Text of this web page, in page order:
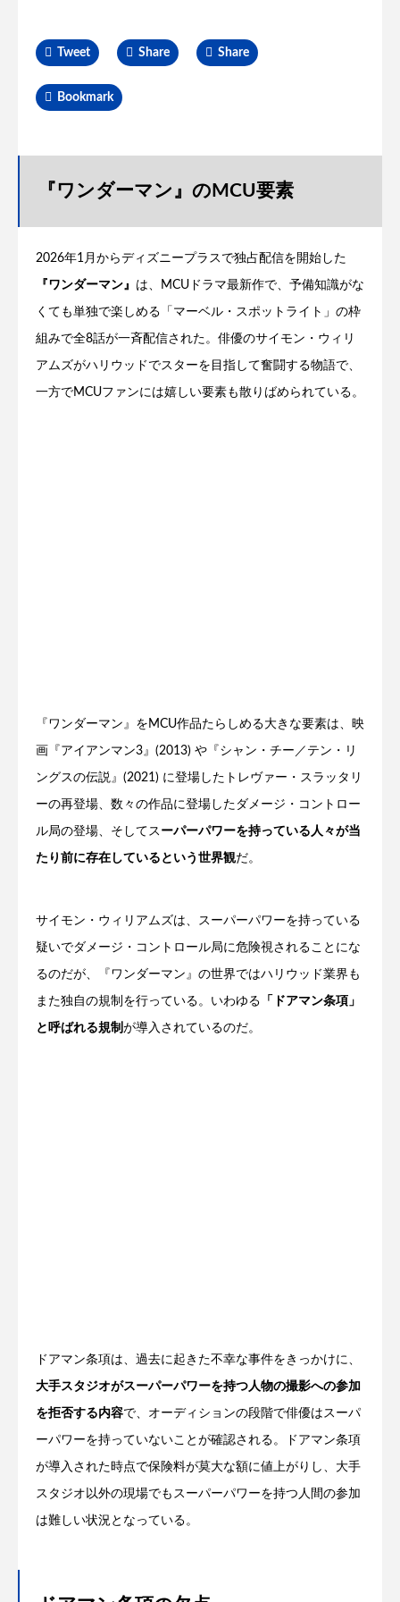
Tweet Share Share
Bookmark
『ワンダーマン』のMCU要素
2026年1月からディズニープラスで独占配信を開始した
『ワンダーマン』 は、MCUドラマ最新作で、予備知識がな
くても単独で楽しめる「マーベル・スポットライト」の枠
組みで全8話が一斉配信された。俳優のサイモン・ウィリ
アムズがハリウッドでスターを目指して奮闘する物語で、
一方でMCUファンには嬉しい要素も散りばめられている。
『ワンダーマン』をMCU作品たらしめる大きな要素は、映
画『アイアンマン3』(2013) や『シャン・チー／テン・リ
ングスの伝説』(2021) に登場したトレヴァー・スラッタリ
ーの再登場、数々の作品に登場したダメージ・コントロー
ル局の登場、そしてス ーパーパワーを持っている人々が当
たり前に存在しているという世界観だ。
サイモン・ウィリアムズは、スーパーパワーを持っている
疑いでダメージ・コントロール局に危険視されることにな
るのだが、『ワンダーマン』の世界ではハリウッド業界も
また独自の規制を行っている。いわゆる 「ドアマン条項」
と呼ばれる規制 が導入されているのだ。
ドアマン条項は、過去に起きた不幸な事件をきっかけに、
大手スタジオがスーパーパワーを持つ人物の撮影への参加
を拒否する内容で、オーディションの段階で俳優はスーパ
ーパワーを持っていないことが確認される。ドアマン条項
が導入された時点で保険料が莫大な額に値上がりし、大手
スタジオ以外の現場でもスーパーパワーを持つ人間の参加
は難しい状況となっている。